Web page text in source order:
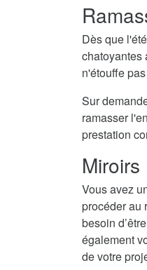
Dès que
chatoyantes
n'étouffe
Sur
ramasser
prestation
Miroirs
Vous avez
procéder au
besoin
également
de votre